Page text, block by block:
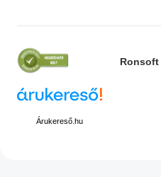
Ronsoft
Árukereső.hu